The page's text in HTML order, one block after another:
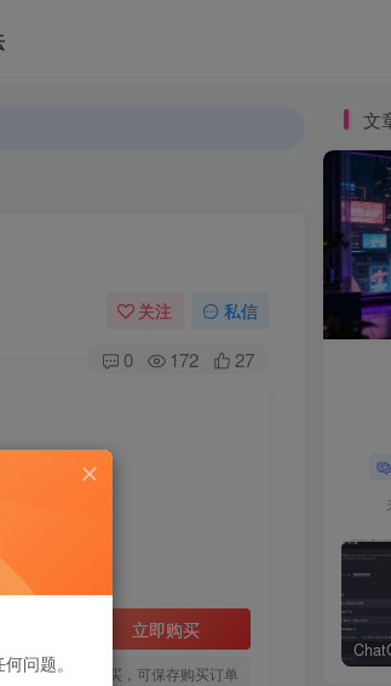
关注 私信
0 172 27
立即购买
！建议登陆后购买，可保存购买订单
文
问题。